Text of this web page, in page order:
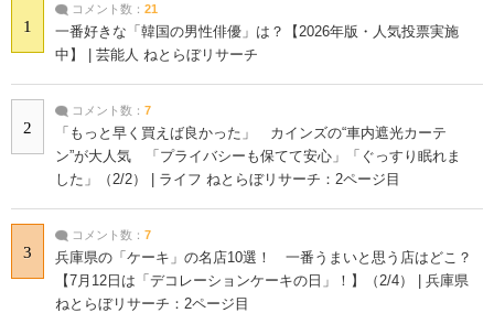
1
コメント数： 21
一番好きな「韓国の男性俳優」は？【2026年版・人気投票実施
中】 | 芸能人 ねとらぼリサーチ
2
コメント数： 7
「もっと早く買えば良かった」 カインズの“車内遮光カーテ
ン”が大人気 「プライバシーも保てて安心」「ぐっすり眠れま
した」（2/2） | ライフ ねとらぼリサーチ：2ページ目
3
コメント数： 7
兵庫県の「ケーキ」の名店10選！ 一番うまいと思う店はどこ？
【7月12日は「デコレーションケーキの日」！】（2/4） | 兵庫県
ねとらぼリサーチ：2ページ目